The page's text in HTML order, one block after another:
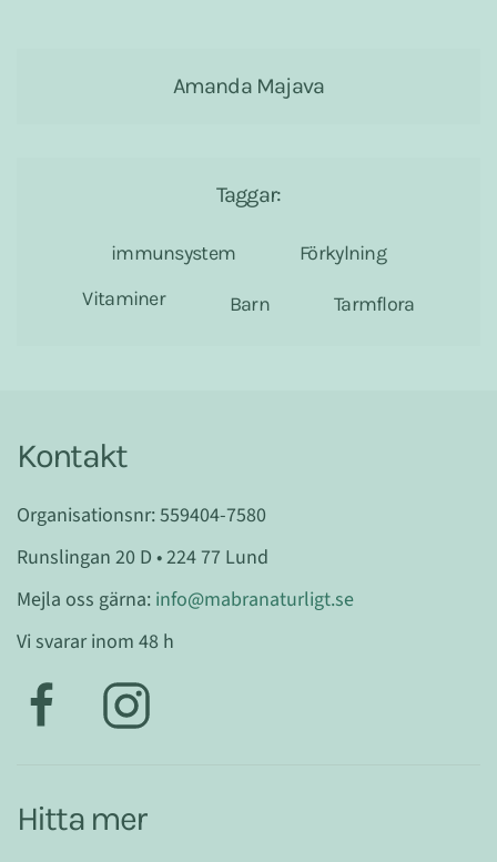
Amanda Majava
Taggar:
immunsystem
Förkylning
Vitaminer
Barn Tarmflora
Kontakt
Organisationsnr: 559404-7580
Runslingan 20 D • 224 77 Lund
Mejla oss gärna: info@mabranaturligt.se
Vi svarar inom 48 h
Hitta mer